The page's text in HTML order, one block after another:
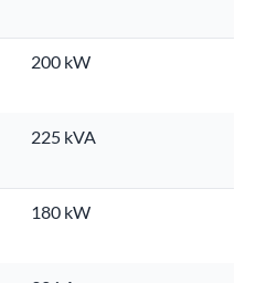
200 kW
225 kVA
180 kW